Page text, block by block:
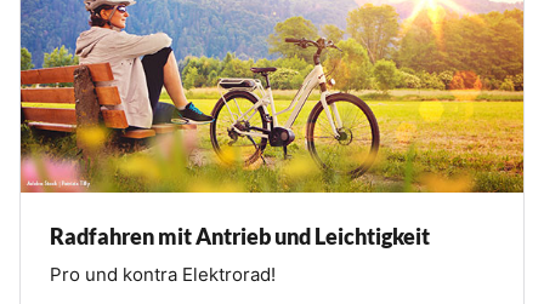
Radfahren mit Antrieb und Leichtigkeit
Pro und kontra Elektrorad!